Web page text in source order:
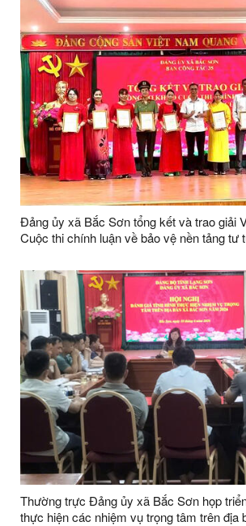
Đảng ủy xã Bắc Sơn tổng kết và trao giải
Cuộc thi chính luận về bảo vệ nền tảng tư
Thường trực Đảng ủy xã Bắc Sơn họp
thực hiện các nhiệm vụ trọng tâm trên địa